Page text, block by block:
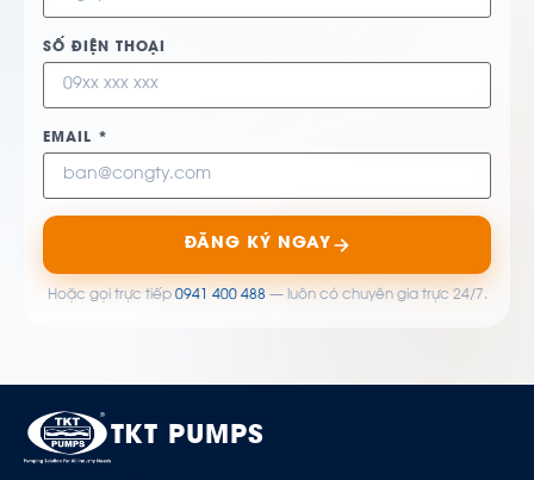
SỐ ĐIỆN THOẠI
EMAIL *
ĐĂNG KÝ NGAY
Hoặc gọi trực tiếp 0941 400 488— luôn có chuyên gia trực 24/7.
TKT PUMPS